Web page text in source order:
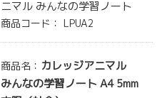
ニマル みんなの学習ノート
商品コード： LPUA2
商品名： カレッジアニマル
みんなの学習ノート A4 5mm